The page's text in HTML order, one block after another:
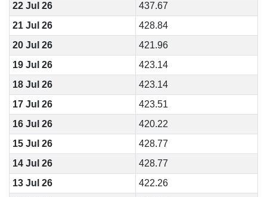
22 Jul 26
437.67
21 Jul 26
428.84
20 Jul 26
421.96
19 Jul 26
423.14
18 Jul 26
423.14
17 Jul 26
423.51
16 Jul 26
420.22
15 Jul 26
428.77
14 Jul 26
428.77
13 Jul 26
422.26